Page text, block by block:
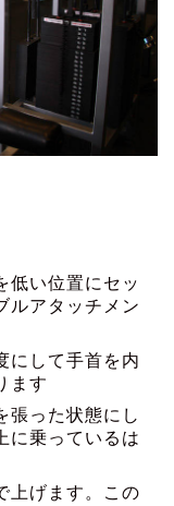
低い位置にセッ
ルアタッチメン
にして手首を内
ます
張った状態にし
に乗っているは
上げます。この